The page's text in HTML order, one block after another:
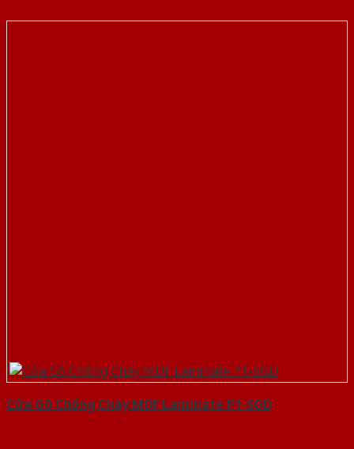
Cửa Gỗ Chống Cháy MDF Laminate P1-SGD